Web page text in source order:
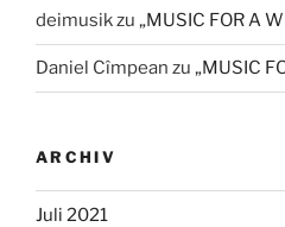
deimusikzu „MUSIC FOR A
Daniel Cîmpean zu „MUSIC
ARCHIV
Juli 2021